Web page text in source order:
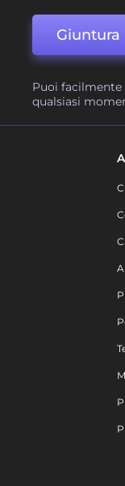
Giuntura
Puoi
qualsiasi